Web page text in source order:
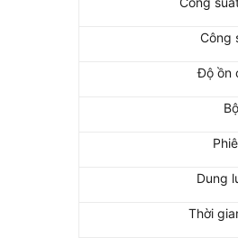
Công
Độ ồn
Dung
Thời